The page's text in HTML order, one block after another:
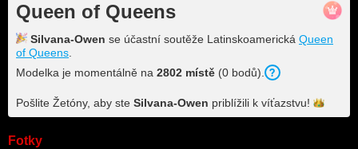
Queen of Queens
Silvana-Owen se účastní soutěže Latinskoamerická Queen
of Queens
Modelka je momentálně na 2802 místě (0 bodů).
Pošlite Žetóny, aby ste Silvana-Owen priblížili k víťazstvu!
Fotky